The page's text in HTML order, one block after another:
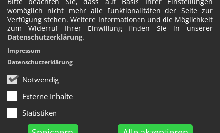
womöglich nicht mehr alle Funktionalitäten der Seite zur
Verfügung stehen. Weitere Informationen und die Möglichkeit
zum Widerruf Ihrer Einwillung finden Sie in unserer
Datenschutzerklärung.
Notwendig
Externe Inhalte
Statistiken
Impressum
Datenschutzerklärung